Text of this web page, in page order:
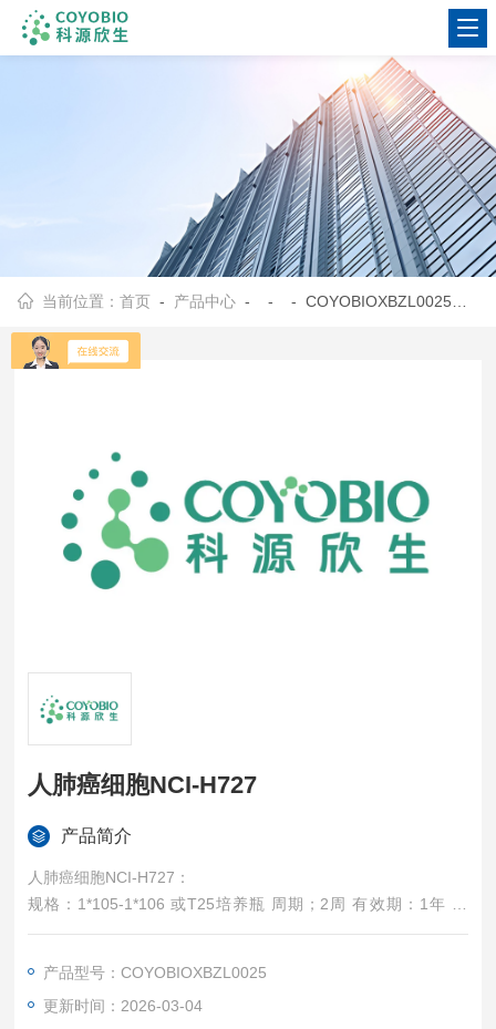
当前位置：首页 - 产品中心 - - - COYOBIOXBZL0025人肺癌细胞NCI-H727
人肺癌细胞NCI-H727
产品简介
人肺癌细胞NCI-H727：
规格：1*105-1*106 或T25培养瓶 周期；2周 有效期：1年 保
存：-20摄氏度 培养条件：1640+10%FBS 分类：细胞系
产品型号：COYOBIOXBZL0025
更新时间：2026-03-04